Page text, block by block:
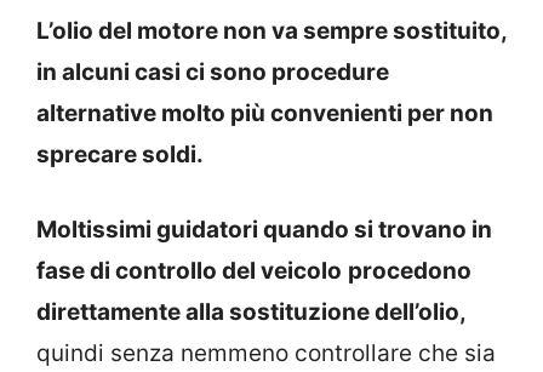
L’olio del motore non va sempre sostituito,
in alcuni casi ci sono procedure
alternative molto più convenienti per non
sprecare soldi.
Moltissimi guidatori quando si trovano in
fase di controllo del veicolo procedono
direttamente alla sostituzione dell’olio,
quindi senza nemmeno controllare che sia